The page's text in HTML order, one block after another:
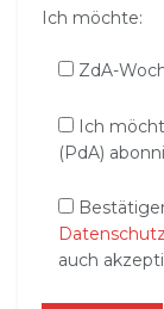
Ich möchte:
ZdA-
Ich
(PdA)
auch